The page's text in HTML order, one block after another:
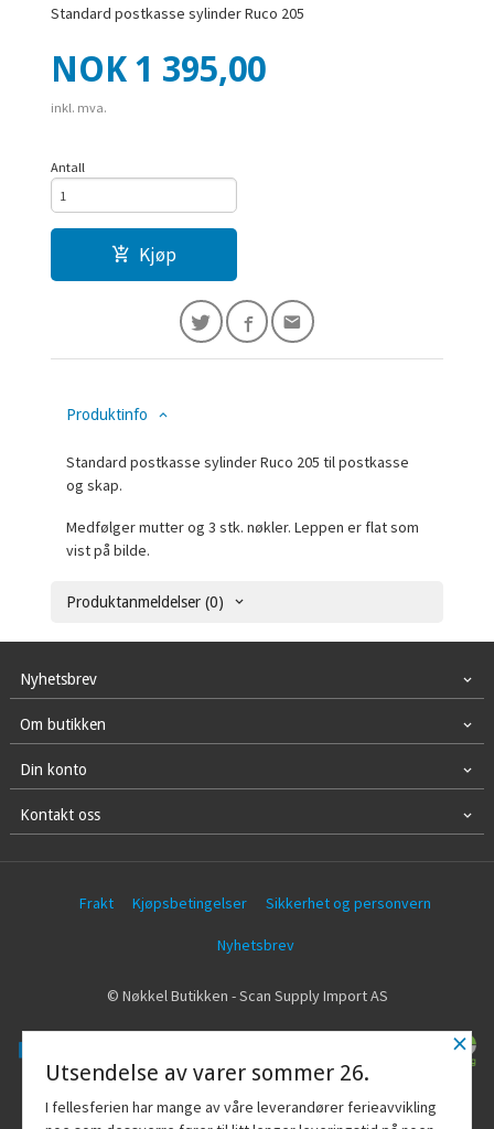
Standard postkasse sylinder Ruco 205
Pris
NOK 1 395,00
inkl. mva.
Antall
Kjøp
Produktinfo
Standard postkasse sylinder Ruco 205 til postkasse
og skap.
Medfølger mutter og 3 stk. nøkler. Leppen er flat som
vist på bilde.
Produktanmeldelser (0)
Nyhetsbrev
Om butikken
Din konto
Kontakt oss
Frakt Kjøpsbetingelser Sikkerhet og personvern
Nyhetsbrev
© Nøkkel Butikken - Scan Supply Import AS
Vår nettbutikk bruker cookies slik at du
får en bedre kjøpsopplevelse og vi kan
×
Utsendelse av varer sommer 26.
I fellesferien har mange av våre leverandører ferieavvikling